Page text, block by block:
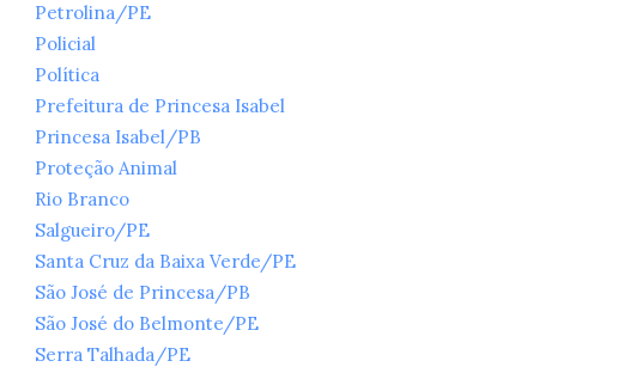
Petrolina/PE
Policial
Política
Prefeitura de Princesa Isabel
Princesa Isabel/PB
Proteção Animal
Rio Branco
Salgueiro/PE
Santa Cruz da Baixa Verde/PE
São José de Princesa/PB
São José do Belmonte/PE
Serra Talhada/PE